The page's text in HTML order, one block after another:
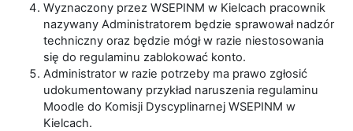
Wyznaczony przez WSEPINM w Kielcach pracownik
nazywany Administratorem będzie sprawował nadzór
techniczny oraz będzie mógł w razie niestosowania
się do regulaminu zablokować konto.
Administrator w razie potrzeby ma prawo zgłosić
udokumentowany przykład naruszenia regulaminu
Moodle do Komisji Dyscyplinarnej WSEPINM w
Kielcach.